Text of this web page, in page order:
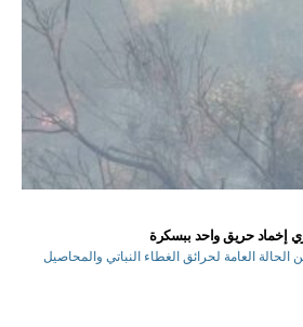
الحالة العامة لحرائق الغطاء النباتي والمحاصيل